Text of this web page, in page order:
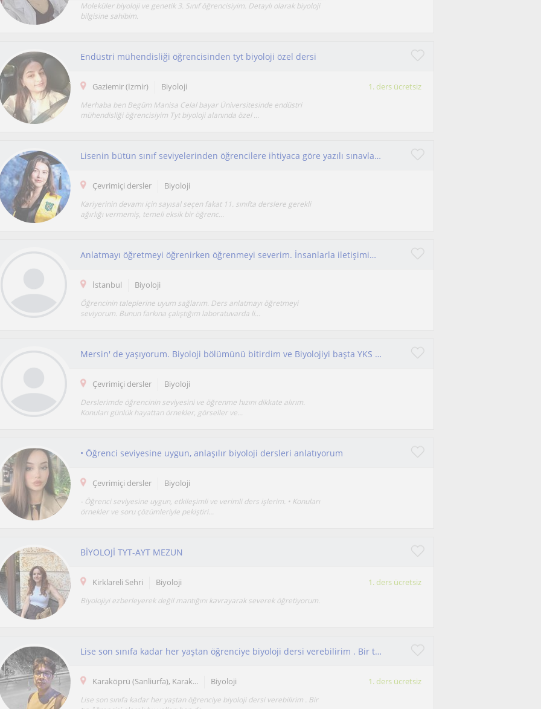
Moleküler biyoloji ve genetik 3. Sınıf öğrencisiyim. Detaylı olarak biyoloji
bilgisine sahibim.
Endüstri mühendisliği öğrencisinden tyt biyoloji özel dersi
Gaziemir (İzmir) Biyoloji 1. ders ücretsiz
Merhaba ben Begüm Manisa Celal bayar Üniversitesinde endüstri
mühendisliği öğrencisiyim Tyt biyoloji alanında özel ...
Lisenin bütün sınıf seviyelerinden öğrencilere ihtiyaca göre yazılı sınavlar için ya da YKS sınavı için ders anlatmaya uygunum.
Çevrimiçi dersler Biyoloji
Kariyerinin devamı için sayısal seçen fakat 11. sınıfta derslere gerekli
ağırlığı vermemiş, temeli eksik bir öğrenc...
Anlatmayı öğretmeyi öğrenirken öğrenmeyi severim. İnsanlarla iletişimim iyidir.
İstanbul Biyoloji
Öğrencinin taleplerine uyum sağlarım. Ders anlatmayı öğretmeyi
seviyorum. Bunun farkına çalıştığım laboratuvarda li...
Mersin' de yaşıyorum. Biyoloji bölümünü bitirdim ve Biyolojiyi başta YKS öğrencileri olmak üzere herkese öğretmeyi isterim.
Çevrimiçi dersler Biyoloji
Derslerimde öğrencinin seviyesini ve öğrenme hızını dikkate alırım.
Konuları günlük hayattan örnekler, görseller ve...
• Öğrenci seviyesine uygun, anlaşılır biyoloji dersleri anlatıyorum
Çevrimiçi dersler Biyoloji
- Öğrenci seviyesine uygun, etkileşimli ve verimli ders işlerim. • Konuları
örnekler ve soru çözümleriyle pekiştiri...
BİYOLOJİ TYT-AYT MEZUN
Kirklareli Sehri Biyoloji 1. ders ücretsiz
Biyolojiyi ezberleyerek değil mantığını kavrayarak severek öğretiyorum.
Lise son sınıfa kadar her yaştan öğrenciye biyoloji dersi verebilirim . Bir tıp ôğrencisi olarak bu yolları ben de geçtim
Karaköprü (Sanliurfa), Karak... Biyoloji 1. ders ücretsiz
Lise son sınıfa kadar her yaştan öğrenciye biyoloji dersi verebilirim . Bir